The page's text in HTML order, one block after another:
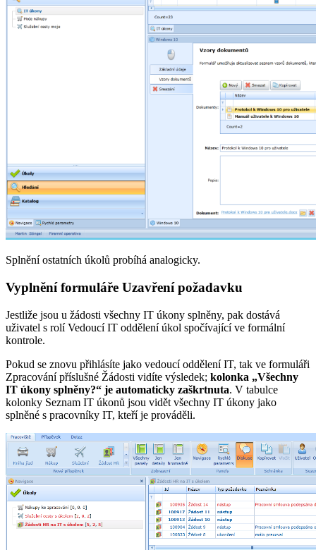
Splnění ostatních úkolů probíhá analogicky.
Vyplnění formuláře Uzavření požadavku
Jestliže jsou u žádosti všechny IT úkony splněny, pak dostává
uživatel s rolí Vedoucí IT oddělení úkol spočívající ve formální
kontrole.
Pokud se znovu přihlásíte jako vedoucí oddělení IT, tak ve formuláři
Zpracování příslušné Žádosti vidíte výsledek; kolonka „Všechny
IT úkony splněny?“ je automaticky zaškrtnuta. V tabulce
kolonky Seznam IT úkonů jsou vidět všechny IT úkony jako
splněné s pracovníky IT, kteří je prováděli.